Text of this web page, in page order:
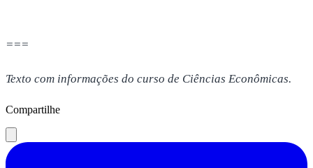
===
Texto com informações do curso de Ciências Econômicas.
Compartilhe